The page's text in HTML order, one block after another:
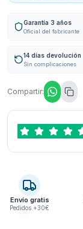
Garantía 3 años
Oficial del fabricante
14 días devolución
Sin complicaciones
Compartir:
Envío gratis
Pedidos +30€